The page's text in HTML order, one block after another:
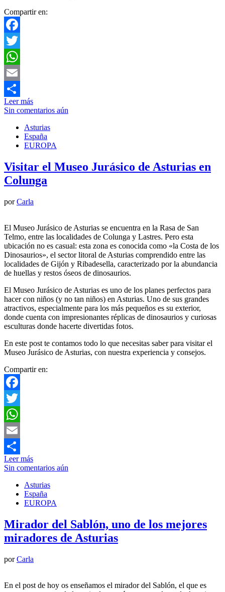
Compartir en:
Facebook
Twitter
WhatsApp
Email
Compartir
Leer más
Sin comentarios aún
Asturias
España
EUROPA
Visitar el Museo Jurásico de Asturias en
Colunga
porCarla
El Museo Jurásico de Asturias se encuentra en la Rasa de San
Telmo, entre las localidades de Colunga y Lastres. Pero esta
ubicación no es casual: esta zona es conocida como «la Costa de los
Dinosaurios», el sector litoral de Asturias comprendido entre las
localidades de Gijón y Ribadesella, caracterizado por la abundancia
de huellas y restos óseos de dinosaurios.
El Museo Jurásico de Asturias es uno de los planes perfectos para
hacer con niños (y no tan niños) en Asturias. Uno de sus grandes
atractivos, especialmente para los más pequeños es su exterior,
donde cuenta con impresionantes réplicas de dinosaurios y curiosas
esculturas donde hacerte divertidas fotos.
En este post te contamos todo lo que necesitas saber para visitar el
Museo Jurásico de Asturias, con nuestra experiencia y consejos.
Compartir en:
Facebook
Twitter
WhatsApp
Email
Compartir
Leer más
Sin comentarios aún
Asturias
España
EUROPA
Mirador del Sablón, uno de los mejores
miradores de Asturias
porCarla
En el post de hoy os enseñamos el mirador del Sablón, el que es